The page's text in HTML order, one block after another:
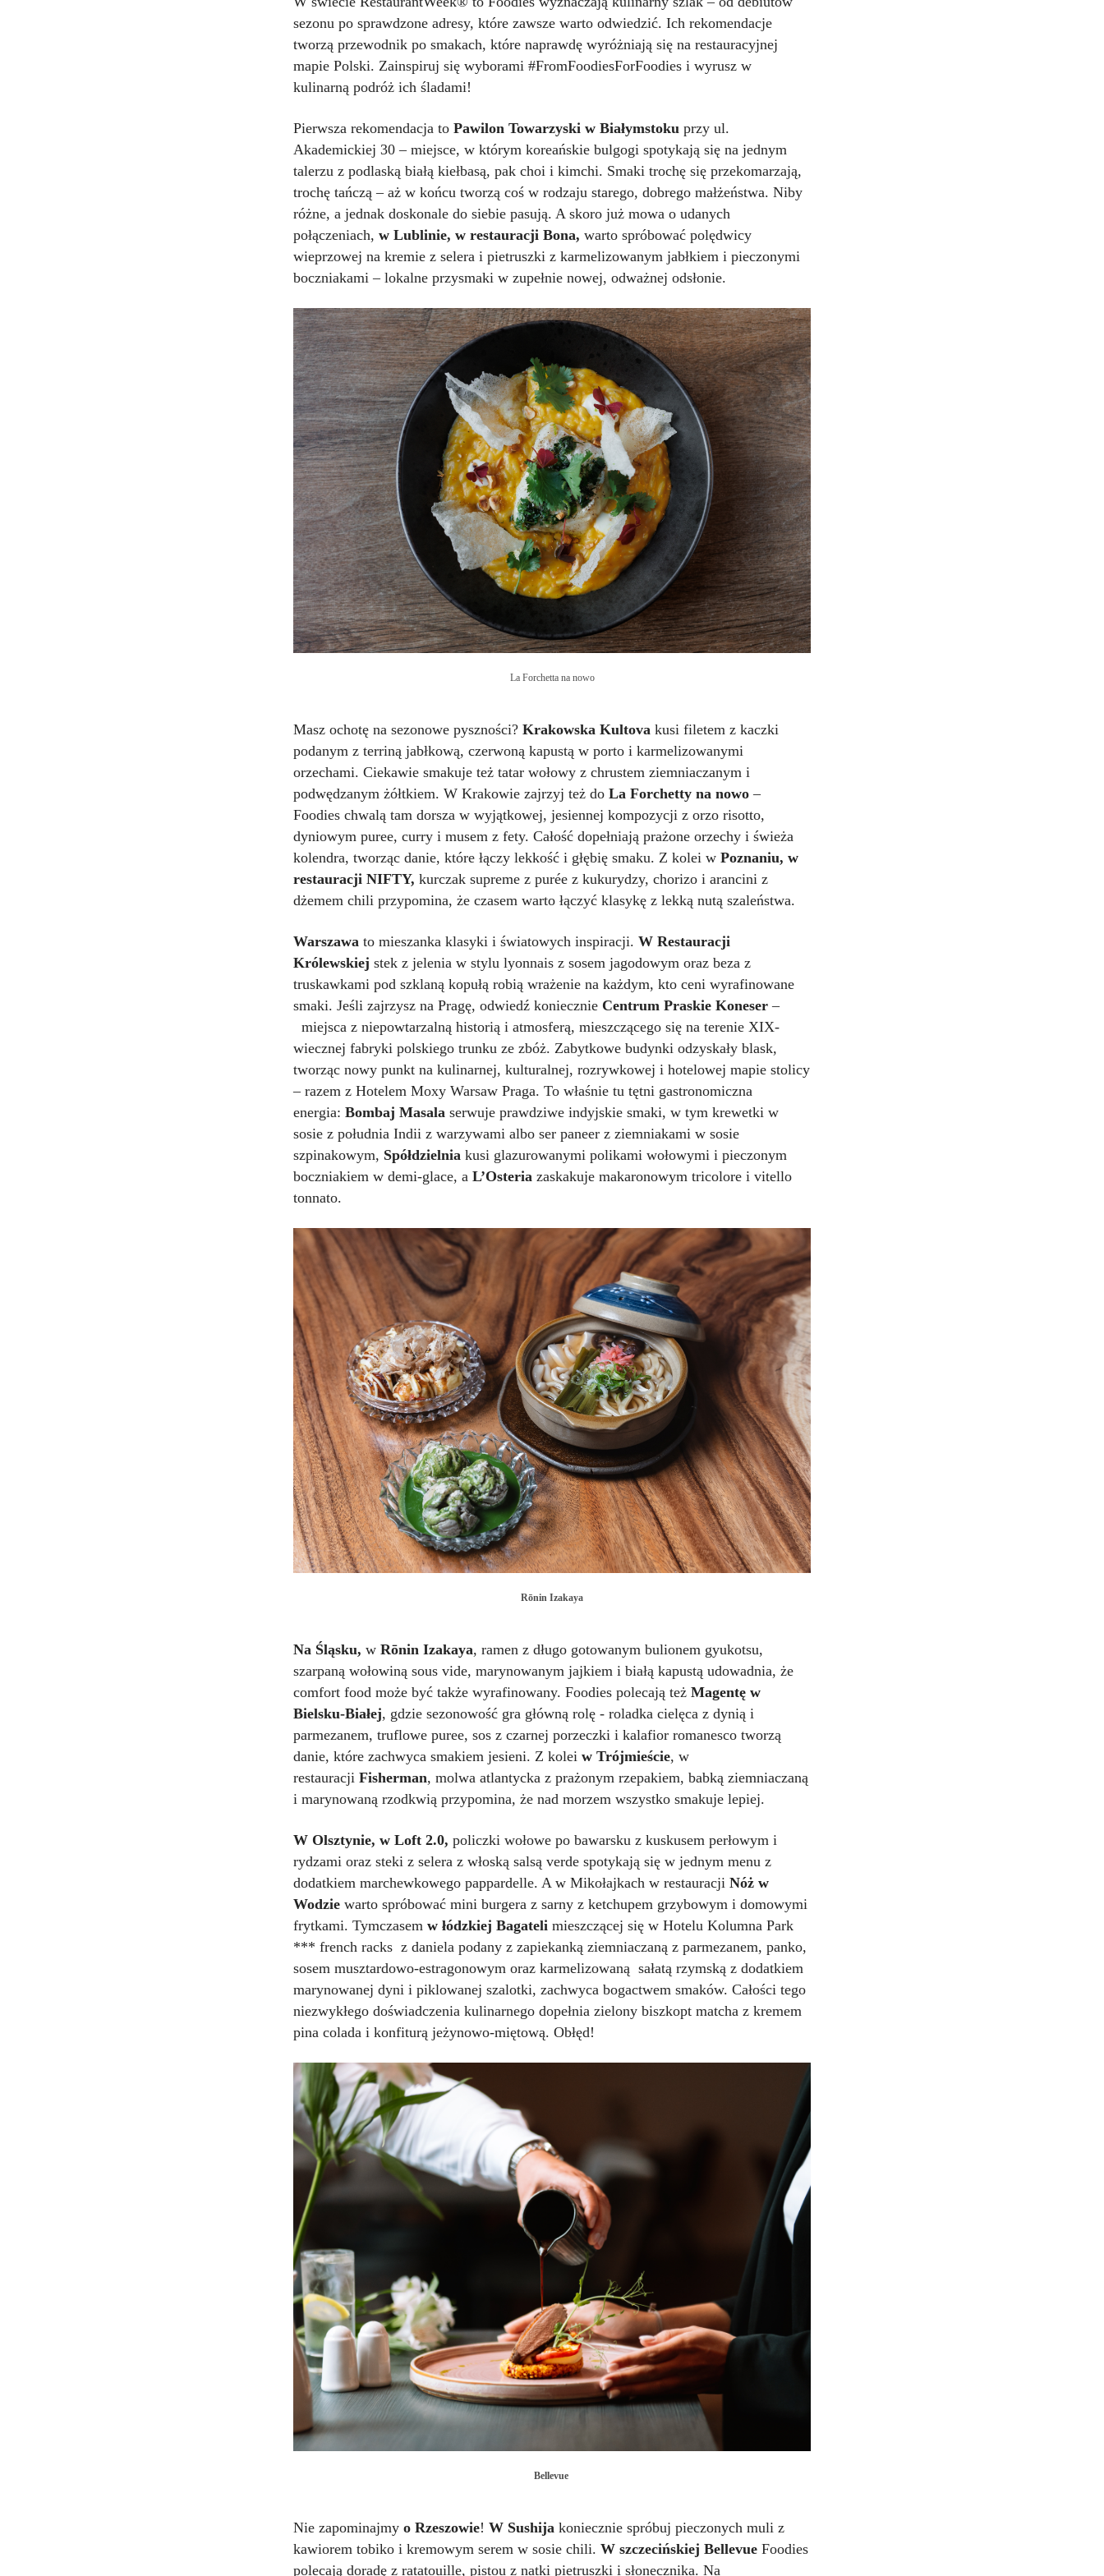
sezonu po sprawdzone adresy, które zawsze warto odwiedzić. Ich rekomendacje
tworzą przewodnik po smakach, które naprawdę wyróżniają się na restauracyjnej
mapie Polski. Zainspiruj się wyborami #FromFoodiesForFoodies i wyrusz w
kulinarną podróż ich śladami!
Pierwsza rekomendacja to Pawilon Towarzyski w Białymstoku przy ul.
Akademickiej 30 – miejsce, w którym koreańskie bulgogi spotykają się na jednym
talerzu z podlaską białą kiełbasą, pak choi i kimchi. Smaki trochę się przekomarzają,
trochę tańczą – aż w końcu tworzą coś w rodzaju starego, dobrego małżeństwa. Niby
różne, a jednak doskonale do siebie pasują. A skoro już mowa o udanych
połączeniach, w Lublinie, w restauracji Bona, warto spróbować polędwicy
wieprzowej na kremie z selera i pietruszki z karmelizowanym jabłkiem i pieczonymi
boczniakami – lokalne przysmaki w zupełnie nowej, odważnej odsłonie.
La Forchetta na nowo
Masz ochotę na sezonowe pyszności? Krakowska Kultova kusi filetem z kaczki
podanym z terriną jabłkową, czerwoną kapustą w porto i karmelizowanymi
orzechami. Ciekawie smakuje też tatar wołowy z chrustem ziemniaczanym i
podwędzanym żółtkiem. W Krakowie zajrzyj też do La Forchetty na nowo –
Foodies chwalą tam dorsza w wyjątkowej, jesiennej kompozycji z orzo risotto,
dyniowym puree, curry i musem z fety. Całość dopełniają prażone orzechy i świeża
kolendra, tworząc danie, które łączy lekkość i głębię smaku. Z kolei w Poznaniu, w
restauracji NIFTY, kurczak supreme z purée z kukurydzy, chorizo i arancini z
dżemem chili przypomina, że czasem warto łączyć klasykę z lekką nutą szaleństwa.
Warszawa to mieszanka klasyki i światowych inspiracji. W Restauracji
Królewskiej stek z jelenia w stylu lyonnais z sosem jagodowym oraz beza z
truskawkami pod szklaną kopułą robią wrażenie na każdym, kto ceni wyrafinowane
smaki. Jeśli zajrzysz na Pragę, odwiedź koniecznie Centrum Praskie Koneser–
miejsca z niepowtarzalną historią i atmosferą, mieszczącego się na terenie XIX-
wiecznej fabryki polskiego trunku ze zbóż. Zabytkowe budynki odzyskały blask,
tworząc nowy punkt na kulinarnej, kulturalnej, rozrywkowej i hotelowej mapie stolicy
– razem z Hotelem Moxy Warsaw Praga. To właśnie tu tętni gastronomiczna
energia: Bombaj Masala serwuje prawdziwe indyjskie smaki, w tym krewetki w
sosie z południa Indii z warzywami albo ser paneer z ziemniakami w sosie
szpinakowym, Spółdzielnia kusi glazurowanymi polikami wołowymi i pieczonym
boczniakiem w demi-glace, a L’Osteria zaskakuje makaronowym tricolore i vitello
tonnato.
Rōnin Izakaya
Na Śląsku, w Rōnin Izakaya, ramen z długo gotowanym bulionem gyukotsu,
szarpaną wołowiną sous vide, marynowanym jajkiem i białą kapustą udowadnia, że
comfort food może być także wyrafinowany. Foodies polecają też Magentę w
Bielsku-Białej, gdzie sezonowość gra główną rolę - roladka cielęca z dynią i
parmezanem, truflowe puree, sos z czarnej porzeczki i kalafior romanesco tworzą
danie, które zachwyca smakiem jesieni. Z kolei w Trójmieście, w
restauracji Fisherman, molwa atlantycka z prażonym rzepakiem, babką ziemniaczaną
i marynowaną rzodkwią przypomina, że nad morzem wszystko smakuje lepiej.
W Olsztynie, w Loft 2.0, policzki wołowe po bawarsku z kuskusem perłowym i
rydzami oraz steki z selera z włoską salsą verde spotykają się w jednym menu z
dodatkiem marchewkowego pappardelle. A w Mikołajkach w restauracji Nóż w
Wodzie warto spróbować mini burgera z sarny z ketchupem grzybowym i domowymi
frytkami. Tymczasem w łódzkiej Bagateli mieszczącej się w Hotelu Kolumna Park
*** french racks z daniela podany z zapiekanką ziemniaczaną z parmezanem, panko,
sosem musztardowo-estragonowym oraz karmelizowaną sałatą rzymską z dodatkiem
marynowanej dyni i piklowanej szalotki, zachwyca bogactwem smaków. Całości tego
niezwykłego doświadczenia kulinarnego dopełnia zielony biszkopt matcha z kremem
pina colada i konfiturą jeżynowo-miętową. Obłęd!
Bellevue
Nie zapominajmy o Rzeszowie! W Sushija koniecznie spróbuj pieczonych muli z
kawiorem tobiko i kremowym serem w sosie chili. W szczecińskiej Bellevue Foodies
polecają doradę z ratatouille, pistou z natki pietruszki i słonecznika. Na